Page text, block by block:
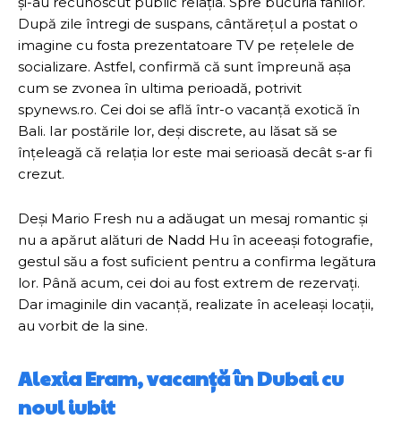
După zile întregi de suspans, cântărețul a postat o
imagine cu fosta prezentatoare TV pe rețelele de
socializare. Astfel, confirmă că sunt împreună așa
cum se zvonea în ultima perioadă, potrivit
spynews.ro. Cei doi se află într-o vacanță exotică în
Bali. Iar postările lor, deși discrete, au lăsat să se
înțeleagă că relația lor este mai serioasă decât s-ar fi
crezut.
Deși Mario Fresh nu a adăugat un mesaj romantic și
nu a apărut alături de Nadd Hu în aceeași fotografie,
gestul său a fost suficient pentru a confirma legătura
lor. Până acum, cei doi au fost extrem de rezervați.
Dar imaginile din vacanță, realizate în aceleași locații,
au vorbit de la sine.
Alexia Eram, vacanță în Dubai cu
noul iubit